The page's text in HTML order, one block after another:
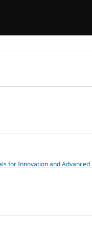
for Innovation and